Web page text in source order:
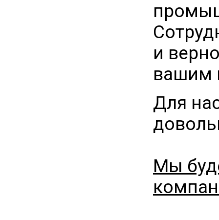
и
вашим
Для
Мы